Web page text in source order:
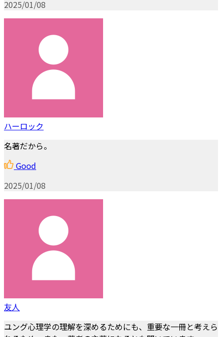
2025/01/08
ハーロック
名著だから。
Good
2025/01/08
友人
ユング心理学の理解を深めるためにも、重要な一冊と考えら